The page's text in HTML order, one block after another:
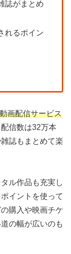
誌がまとめ
れるポイン
画配信サービス
信数は32万本
誌もまとめて楽
ル作品も充実し
イントを使って
購入や映画チケ
の幅が広いのも